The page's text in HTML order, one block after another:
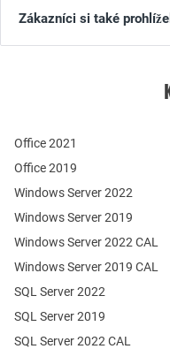
Zákazníci si také
Office 2021
Office 2019
Windows Server 2022
Windows Server 2019
SQL Server 2022
SQL Server 2019
Windows Server 2022 CAL
Windows Server 2019 CAL
SQL Server 2022 CAL